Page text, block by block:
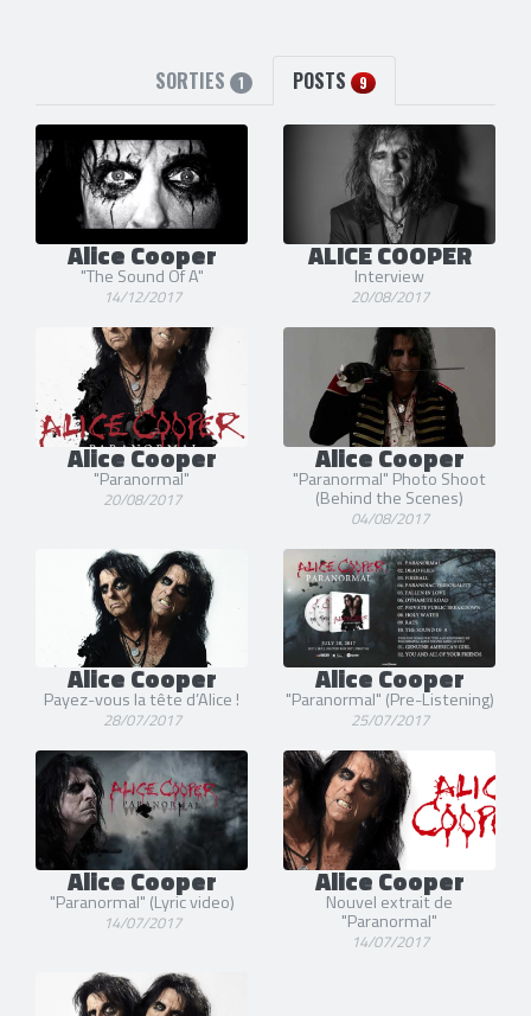
SORTIES 1 POSTS 9
Alice Cooper
"The Sound Of A"
14/12/2017
ALICE COOPER
Interview
20/08/2017
Alice Cooper
"Paranormal"
20/08/2017
Alice Cooper
"Paranormal" Photo Shoot
(Behind the Scenes)
04/08/2017
Alice Cooper
Payez-vous la tête d’Alice !
28/07/2017
Alice Cooper
"Paranormal" (Pre-Listening)
25/07/2017
Alice Cooper
"Paranormal" (Lyric video)
14/07/2017
Alice Cooper
Nouvel extrait de
"Paranormal"
14/07/2017